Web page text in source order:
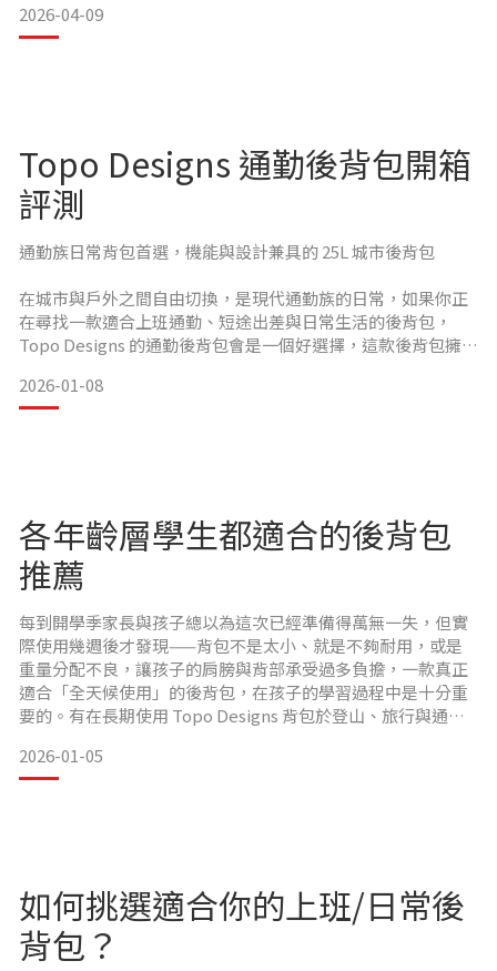
用的登山背包來裝載戶外裝備，或日常使用的輕便背包，市面
上的選擇總是多到令人眼花撩亂，當各種款式、尺寸、材質與
2026-04-09
Topo Designs 通勤後背包開箱
評測
通勤族日常背包首選，機能與設計兼具的 25L 城市後背包
在城市與戶外之間自由切換，是現代通勤族的日常，如果你正
在尋找一款適合上班通勤、短途出差與日常生活的後背包，
Topo Designs 的通勤後背包會是一個好選擇，這款後背包擁有
Topo Designs 一貫融合戶外精神與城市機能的設計風格，適合
長時間穿梭於城市中的使用情境。簡約外型結合戶外基因，城
2026-01-08
各年齡層學生都適合的後背包
推薦
每到開學季家長與孩子總以為這次已經準備得萬無一失，但實
際使用幾週後才發現——背包不是太小、就是不夠耐用，或是
重量分配不良，讓孩子的肩膀與背部承受過多負擔，一款真正
適合「全天候使用」的後背包，在孩子的學習過程中是十分重
要的。有在長期使用 Topo Designs 背包於登山、旅行與通勤
合作為學生書包使用，以下介紹幾款包型，正是能夠成為學生
書包的理想選擇。
2026-01-05
如何挑選適合你的上班/日常後
背包？